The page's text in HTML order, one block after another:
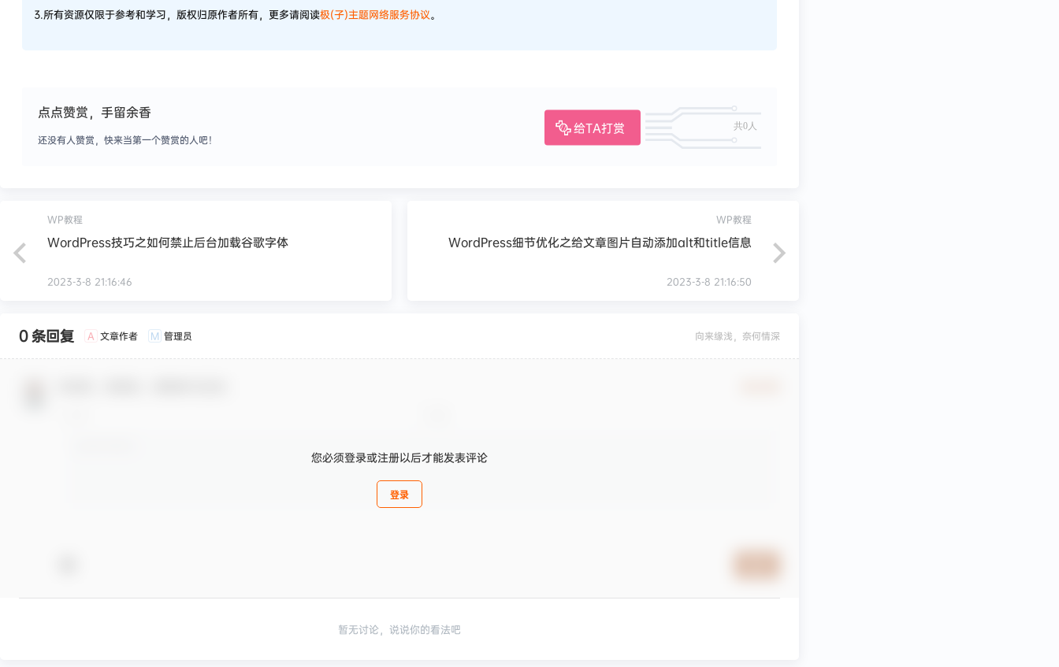
3.所有资源仅限于参考和学习，版权归原作者所有，更多请阅读极(子)主题网络服务协议。
点点赞赏，手留余香
给TA打赏 共0人
还没有人赞赏，快来当第一个赞赏的人吧！
WP教程
WordPress技巧之如何禁止后台加载谷歌字体
2023-3-8 21:16:46
WP教程
WordPress细节优化之给文章图片自动添加alt和title信息
2023-3-8 21:16:50
0 条回复 A 文章作者 M 管理员 向来缘浅，奈何情深
您必须登录或注册以后才能发表评论
登录
暂无讨论，说说你的看法吧